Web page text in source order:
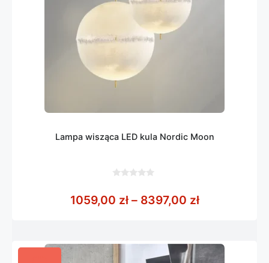
Lampa wisząca LED kula Nordic Moon
5
1059,00 zł – 8397,00 złZakres cen: